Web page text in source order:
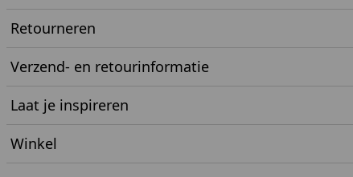
Retourneren
Verzend- en retourinformatie
Laat je inspireren
Winkel